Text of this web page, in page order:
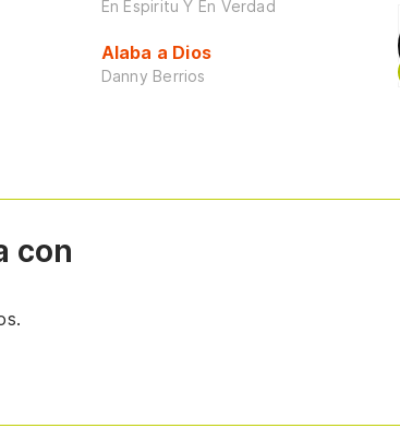
En Espiritu Y En Verdad
Alaba a Dios
Danny Berrios
con